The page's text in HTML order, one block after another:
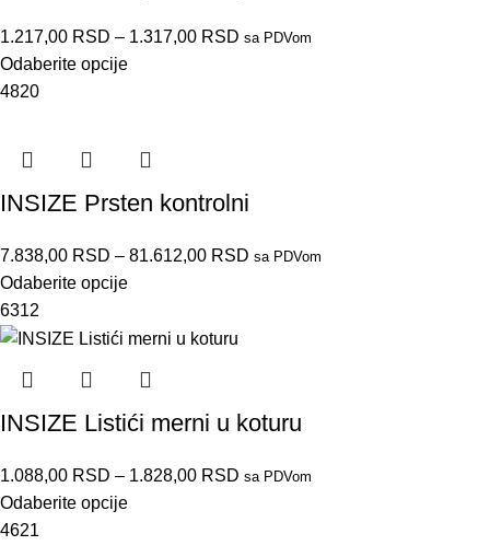
1.217,00 RSD – 1.317,00 RSD sa PDVom
Odaberite opcije
4820
INSIZE Prsten kontrolni
7.838,00 RSD – 81.612,00 RSD sa PDVom
Odaberite opcije
6312
INSIZE Listići merni u koturu
1.088,00 RSD – 1.828,00 RSD sa PDVom
Odaberite opcije
4621